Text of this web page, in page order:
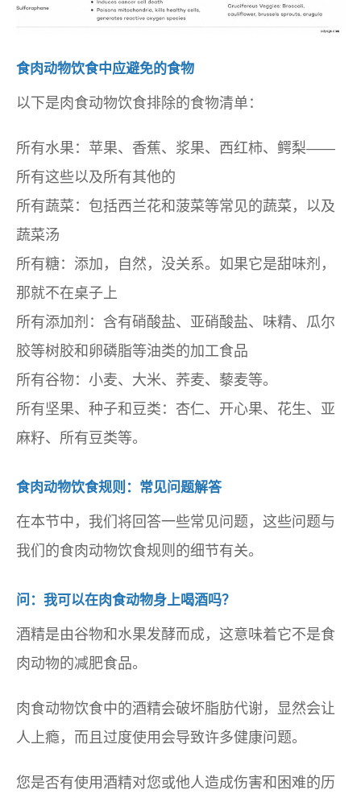
食肉动物饮食中应避免的食物
以下是肉食动物饮食排除的食物清单：
所有水果：苹果、香蕉、浆果、西红柿、鳄梨——
所有这些以及所有其他的
所有蔬菜：包括西兰花和菠菜等常见的蔬菜，以及
蔬菜汤
所有糖：添加，自然，没关系。如果它是甜味剂，
那就不在桌子上
所有添加剂：含有硝酸盐、亚硝酸盐、味精、瓜尔
胶等树胶和卵磷脂等油类的加工食品
所有谷物：小麦、大米、荞麦、藜麦等。
所有坚果、种子和豆类：杏仁、开心果、花生、亚
麻籽、所有豆类等。
食肉动物饮食规则：常见问题解答
在本节中，我们将回答一些常见问题，这些问题与
我们的食肉动物饮食规则的细节有关。
问：我可以在肉食动物身上喝酒吗？
酒精是由谷物和水果发酵而成，这意味着它不是食
肉动物的减肥食品。
肉食动物饮食中的酒精会破坏脂肪代谢，显然会让
人上瘾，而且过度使用会导致许多健康问题。
您是否有使用酒精对您或他人造成伤害和困难的历